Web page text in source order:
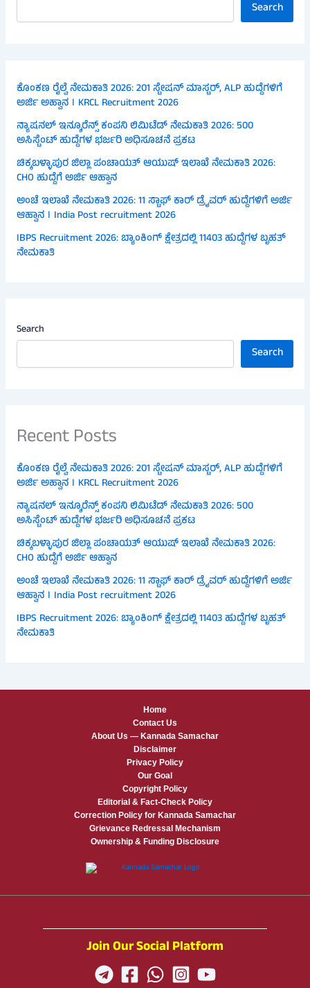
Search
ಕೊಂಕಣ ರೈಲ್ವೆ ನೇಮಕಾತಿ 2026: 201 ಸ್ಟೇಷನ್ ಮಾಸ್ಟರ್, ALP ಹುದ್ದೆಗಳಿಗೆ
ಅರ್ಜಿ ಅಹ್ವಾನ । KRCL Recruitment 2026
ನ್ಯಾಷನಲ್ ಇನ್ಶೂರೆನ್ಸ್ ಕಂಪನಿ ಲಿಮಿಟೆಡ್ ನೇಮಕಾತಿ 2026: 500
ಅಸಿಸ್ಟೆಂಟ್ ಹುದ್ದೆಗಳ ಭರ್ಜರಿ ಅಧಿಸೂಚನೆ ಪ್ರಕಟ
ಚಿಕ್ಕಬಳ್ಳಾಪುರ ಜಿಲ್ಲಾ ಪಂಚಾಯತ್ ಆಯುಷ್ ಇಲಾಖೆ ನೇಮಕಾತಿ 2026:
CHO ಹುದ್ದೆಗೆ ಅರ್ಜಿ ಆಹ್ವಾನ
ಅಂಚೆ ಇಲಾಖೆ ನೇಮಕಾತಿ 2026: 11 ಸ್ಟಾಫ್ ಕಾರ್ ಡ್ರೈವರ್ ಹುದ್ದೆಗಳಿಗೆ ಅರ್ಜಿ
ಆಹ್ವಾನ । India Post recruitment 2026
IBPS Recruitment 2026: ಬ್ಯಾಂಕಿಂಗ್ ಕ್ಷೇತ್ರದಲ್ಲಿ 11403 ಹುದ್ದೆಗಳ ಬೃಹತ್
ನೇಮಕಾತಿ
Search
Search
Recent Posts
ಕೊಂಕಣ ರೈಲ್ವೆ ನೇಮಕಾತಿ 2026: 201 ಸ್ಟೇಷನ್ ಮಾಸ್ಟರ್, ALP ಹುದ್ದೆಗಳಿಗೆ
ಅರ್ಜಿ ಅಹ್ವಾನ । KRCL Recruitment 2026
ನ್ಯಾಷನಲ್ ಇನ್ಶೂರೆನ್ಸ್ ಕಂಪನಿ ಲಿಮಿಟೆಡ್ ನೇಮಕಾತಿ 2026: 500
ಅಸಿಸ್ಟೆಂಟ್ ಹುದ್ದೆಗಳ ಭರ್ಜರಿ ಅಧಿಸೂಚನೆ ಪ್ರಕಟ
ಚಿಕ್ಕಬಳ್ಳಾಪುರ ಜಿಲ್ಲಾ ಪಂಚಾಯತ್ ಆಯುಷ್ ಇಲಾಖೆ ನೇಮಕಾತಿ 2026:
CHO ಹುದ್ದೆಗೆ ಅರ್ಜಿ ಆಹ್ವಾನ
ಅಂಚೆ ಇಲಾಖೆ ನೇಮಕಾತಿ 2026: 11 ಸ್ಟಾಫ್ ಕಾರ್ ಡ್ರೈವರ್ ಹುದ್ದೆಗಳಿಗೆ ಅರ್ಜಿ
ಆಹ್ವಾನ । India Post recruitment 2026
IBPS Recruitment 2026: ಬ್ಯಾಂಕಿಂಗ್ ಕ್ಷೇತ್ರದಲ್ಲಿ 11403 ಹುದ್ದೆಗಳ ಬೃಹತ್
ನೇಮಕಾತಿ
Home
Contact Us
About Us — Kannada Samachar
Disclaimer
Privacy Policy
Our Goal
Copyright Policy
Editorial & Fact-Check Policy
Correction Policy for Kannada Samachar
Grievance Redressal Mechanism
Ownership & Funding Disclosure
Join Our Social Platform